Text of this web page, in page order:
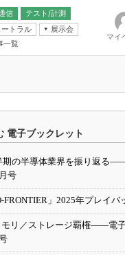
信
テスト/計測
トラル
展示会
ング
一覧
マイ
電子ブックレット
期の半導体業界を振り返る
号
FRONTIER」2025年プレイバ
モリ／ストレージ覇権――電